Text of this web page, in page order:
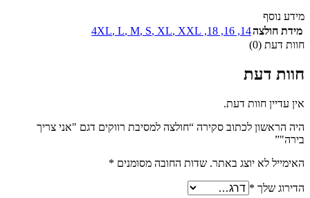
מידע נוסף
מידת חולצה14
,
16
,
18
,
4XL, L, M, S, XL, XXL
חוות דעת (0)
חוות דעת
אין עדיין חוות דעת.
היה הראשון לכתוב סקירה “חולצה למסיבת רווקים דגם "אני צריך
בירה"”
האימייל לא יוצג באתר. שדות החובה מסומנים *
הדירוג שלך *